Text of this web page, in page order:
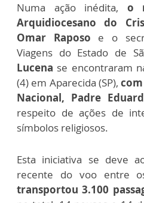
Numa ação inédita, o
Arquidiocesano do
Omar Raposo e o
Viagens do Estado de
Lucena se encontraram
(4) em Aparecida (SP),
Nacional, Padre
respeito de ações de
símbolos religiosos.
Esta iniciativa se deve
recente do voo entre
transportou 3.100